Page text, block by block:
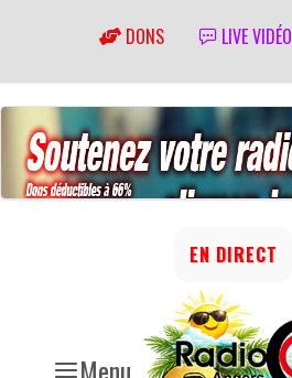
DONS LIVE VIDÉO
EN DIRECT